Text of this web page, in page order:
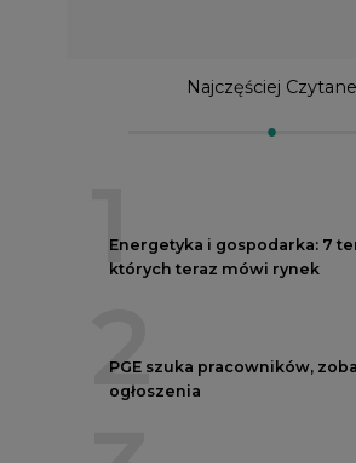
Najczęściej Czytane
1
Energetyka i gospodarka: 7
których teraz mówi rynek
2
PGE szuka pracowników,
ogłoszenia